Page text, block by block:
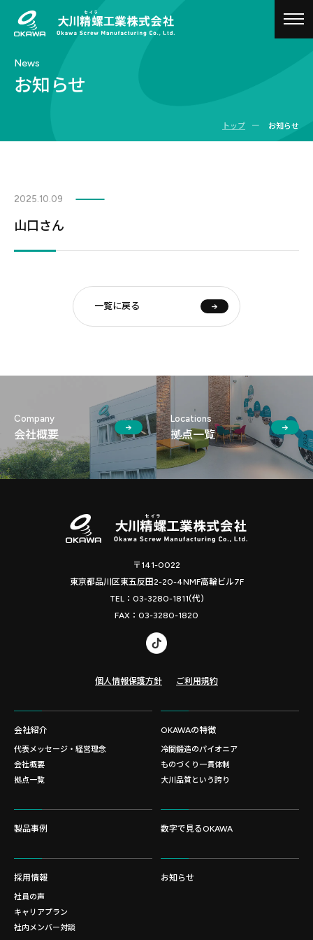
News
お知らせ
トップ ー お知らせ
2025.10.09
山口さん
一覧に戻る
Company
会社概要
Locations
拠点⼀覧
〒141-0022
東京都品川区東五反田2-20-4NMF高輪ビル7F
TEL：03-3280-1811(代)
FAX：03-3280-1820
個人情報保護方針 ご利用規約
会社紹介
代表メッセージ・経営理念
会社概要
拠点一覧
OKAWAの特徴
冷間鍛造のパイオニア
ものづくり一貫体制
大川品質という誇り
製品事例 数字で見るOKAWA
採用情報
社員の声
キャリアプラン
社内メンバー対談
お知らせ